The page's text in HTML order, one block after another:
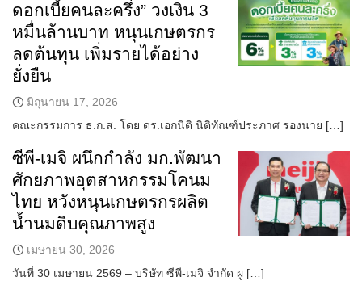
ใคร ทำอะไร ที่ไหน
สถานีข่าววันนี้
ดอกเบี้ยคนละครึ่ง” วงเงิน 3
หมื่นล้านบาท หนุนเกษตรกร
ลดต้นทุน เพิ่มรายได้อย่าง
ยั่งยืน
มิถุนายน 17, 2026
คณะกรรมการ ธ.ก.ส. โดย ดร.เอกนิติ นิติทัณฑ์ประภาศ รองนาย […]
ซีพี-เมจิ ผนึกกำลัง มก.พัฒนา
ศักยภาพอุตสาหกรรมโคนม
ไทย หวังหนุนเกษตรกรผลิต
น้ำนมดิบคุณภาพสูง
เมษายน 30, 2026
วันที่ 30 เมษายน 2569 – บริษัท ซีพี-เมจิ จำกัด ผู […]